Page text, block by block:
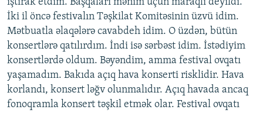
iştirak etdim. Başqaları mənim üçün maraqlı deyildi.
İki il öncə festivalın Təşkilat Komitəsinin üzvü idim.
Mətbuatla əlaqələrə cavabdeh idim. O üzdən, bütün
konsertlərə qatılırdım. İndi isə sərbəst idim. İstədiyim
konsertlərdə oldum. Bəyəndim, amma festival ovqatı
yaşamadım. Bakıda açıq hava konserti risklidir. Hava
korlandı, konsert ləğv olunmalıdır. Açıq havada ancaq
fonoqramla konsert təşkil etmək olar. Festival ovqatı